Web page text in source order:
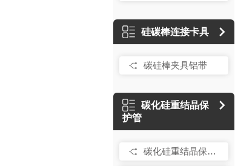
硅碳棒连接卡具
碳硅棒夹具铝带
碳化硅重结晶保
护管
碳化硅重结晶保护管厂家